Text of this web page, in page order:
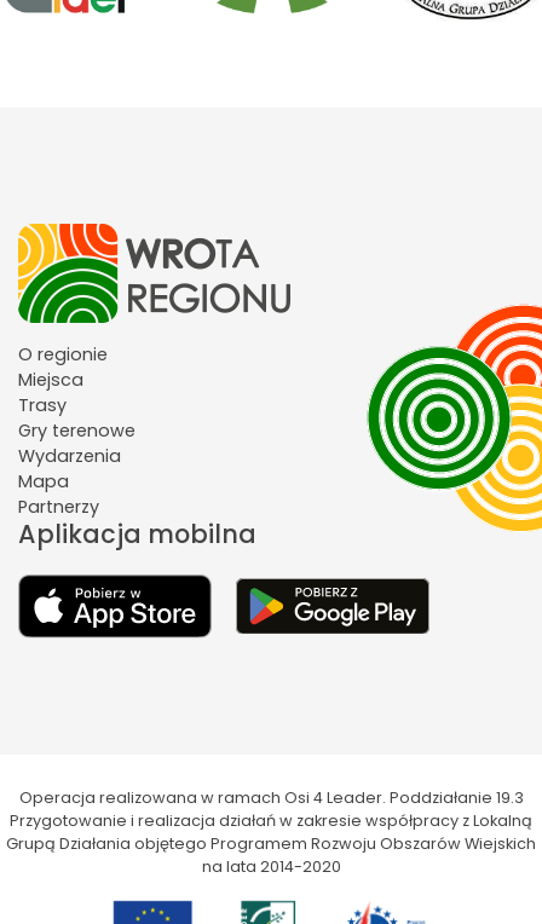
O regionie
Miejsca
Trasy
Gry terenowe
Wydarzenia
Mapa
Partnerzy
Aplikacja mobilna
Operacja realizowana w ramach Osi 4 Leader. Poddziałanie 19.3
Przygotowanie i realizacja działań w zakresie współpracy z Lokalną
Grupą Działania objętego Programem Rozwoju Obszarów Wiejskich
na lata 2014-2020